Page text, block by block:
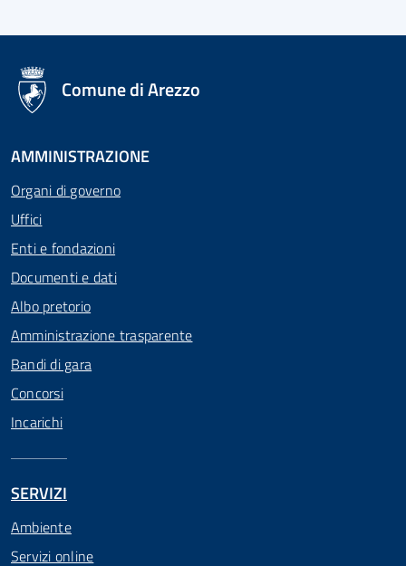
logo Unione Europea
Comune di Arezzo
AMMINISTRAZIONE
Organi di governo
Uffici
Enti e fondazioni
Documenti e dati
Albo pretorio
Amministrazione trasparente
Bandi di gara
Concorsi
Incarichi
SERVIZI
Ambiente
Servizi online